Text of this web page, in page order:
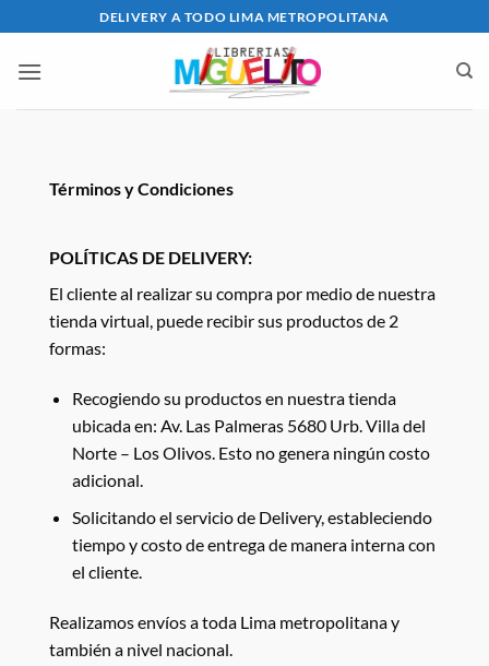
al
contenido
DELIVERY A TODO LIMA METROPOLITANA
Términos y Condiciones
POLÍTICAS DE DELIVERY:
El cliente al realizar su compra por medio de nuestra
tienda virtual, puede recibir sus productos de 2
formas:
Recogiendo su productos en nuestra tienda
ubicada en: Av. Las Palmeras 5680 Urb. Villa del
Norte – Los Olivos. Esto no genera ningún costo
adicional.
Solicitando el servicio de Delivery, estableciendo
tiempo y costo de entrega de manera interna con
el cliente.
Realizamos envíos a toda Lima metropolitana y
también a nivel nacional.